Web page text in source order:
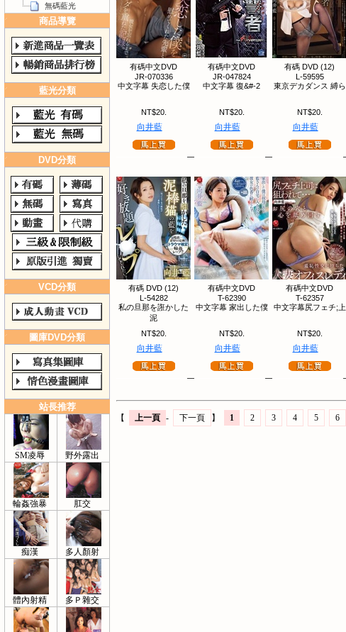
無碼藍光
商品導覽
藍光分類
DVD分類
VCD分類
圖庫DVD分類
站長推荐
SM凌辱 野外露出
輪姦強暴 肛交
痴漢 多人顏射
體內射精 多Ｐ雜交
有碼中文DVD
JR-070336
中文字幕 失恋した僕
NT$20.
向井藍
有碼中文DVD
JR-047824
中文字幕 復&#-2
NT$20.
向井藍
有碼 DVD (12)
L-59595
東京デカダンス 縛ら
NT$20.
向井藍
有碼 DVD (12)
L-54282
私の旦那を誑かした
泥
NT$20.
向井藍
有碼中文DVD
T-62390
中文字幕 家出した僕
NT$20.
向井藍
有碼中文DVD
T-62357
中文字幕尻フェチ;上
NT$20.
向井藍
【 上一頁 - 下一頁 】 1 2 3 4 5 6